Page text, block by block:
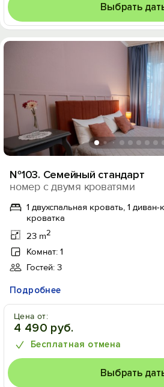
Выбрать
№103. Семейный стандарт
номер с двумя кроватями
1 двухспальная кровать, 1 диван-
кроватка
23 m2
Комнат: 1
Гостей: 3
Подробнее
Цена от:
4 490 руб.
Бесплатная отмена
Выбрать